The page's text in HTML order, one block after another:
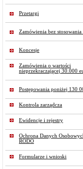
Przetargi
Zamówienia bez stosowania
Koncesje
Zamówienia o wartości
nieprzekraczającej 30.000
Postępowania poniżej 130
Kontrola zarządcza
Ewidencje i rejestry
Ochrona Danych
RODO
Formularze i wnioski